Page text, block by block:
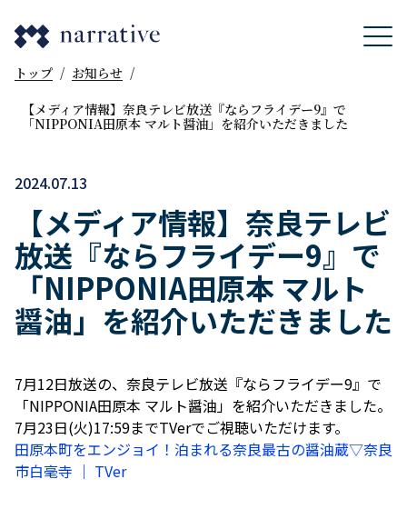
トップ / お知らせ /
【メディア情報】奈良テレビ放送『ならフライデー9』で
「NIPPONIA田原本 マルト醤油」を紹介いただきました
2024.07.13
【メディア情報】奈良テレビ
放送『ならフライデー9』で
「NIPPONIA田原本 マルト
醤油」を紹介いただきました
7月12日放送の、奈良テレビ放送『ならフライデー9』で
「NIPPONIA田原本 マルト醤油」を紹介いただきました。
7月23日(火)17:59までTVerでご視聴いただけます。
田原本町をエンジョイ！泊まれる奈良最古の醤油蔵▽奈良
市白毫寺 ｜ TVer